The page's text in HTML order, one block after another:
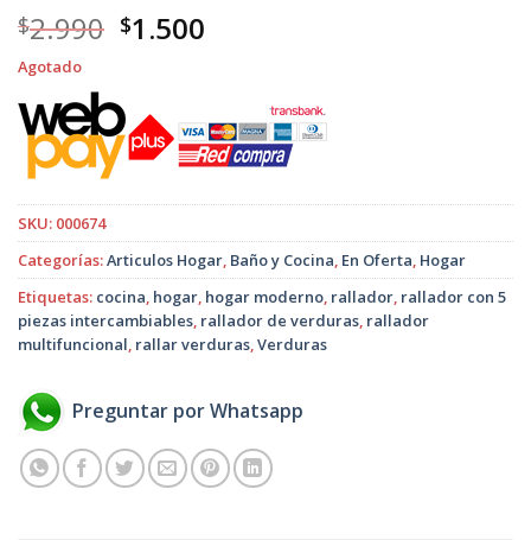
$2.990 El
era:
$2.990.
$1.500
es:
$1.500.
Agotado
SKU: 000674
Categorías:Articulos Hogar, Baño y Cocina, En Oferta, Hogar
Etiquetas: cocina, hogar, hogar moderno, rallador, rallador con 5
piezas intercambiables, rallador de verduras, rallador
multifuncional, rallar verduras,Verduras
Preguntar por Whatsapp